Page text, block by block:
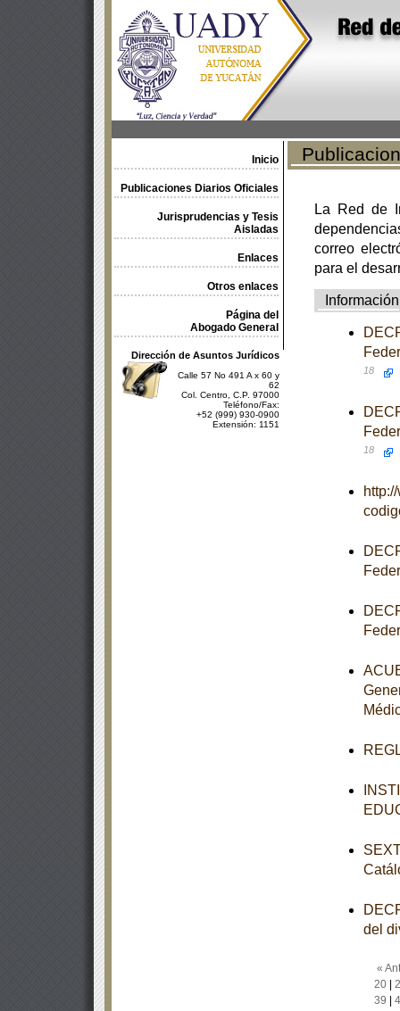
Inicio
Publicaciones Diarios Oficiales
Jurisprudencias y Tesis
Aisladas
Enlaces
Otros enlaces
Página del
Abogado General
Dirección de Asuntos Jurídicos
Calle 57 No 491 A x 60 y
62
Col. Centro, C.P. 97000
Teléfono/Fax:
+52 (999) 930-0900
Extensión: 1151
La Red de
correo
para el
Información
18
18
del
«
20|
39